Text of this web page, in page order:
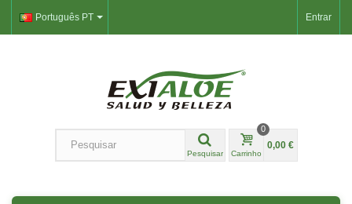
Entrar
Português PT
Pesquisar Carrinho
0
0,00 €